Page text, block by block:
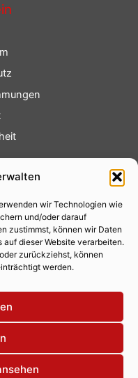
wir Technologien wie
und/oder darauf
zustimmst, können wir Daten
dieser Website verarbeiten.
zurückziehst, können
werden.